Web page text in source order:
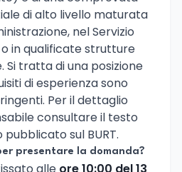
di alto livello maturata
nel Servizio
in qualificate strutture
Si tratta di una posizione
di esperienza sono
Per il dettaglio
consultare il testo
sul BURT.
presentare la domanda?
alle ore 10:00 del 13